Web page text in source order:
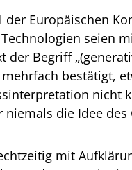
Europäischen
seien
der Begriff
bestätigt,
nicht
die Idee des
mit